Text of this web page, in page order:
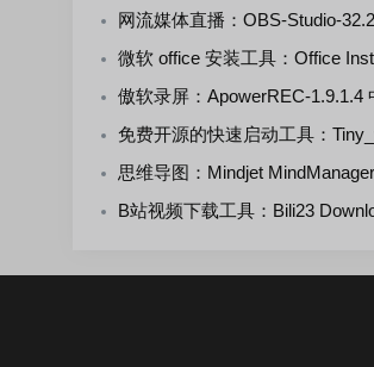
网流媒体直播：OBS-Studio-32.2.0 中文正
微软 office 安装工具：Office Installer+ v1.35 汉化
傲软录屏：ApowerREC-1.9.1.4 中文绿色便
免费开源的快速启动工具：Tiny_v1.1.5 绿
思维导图：Mindjet MindManager-25.2.160 多
B站视频下载工具：Bili23 Downloader-v2.12.0 开源